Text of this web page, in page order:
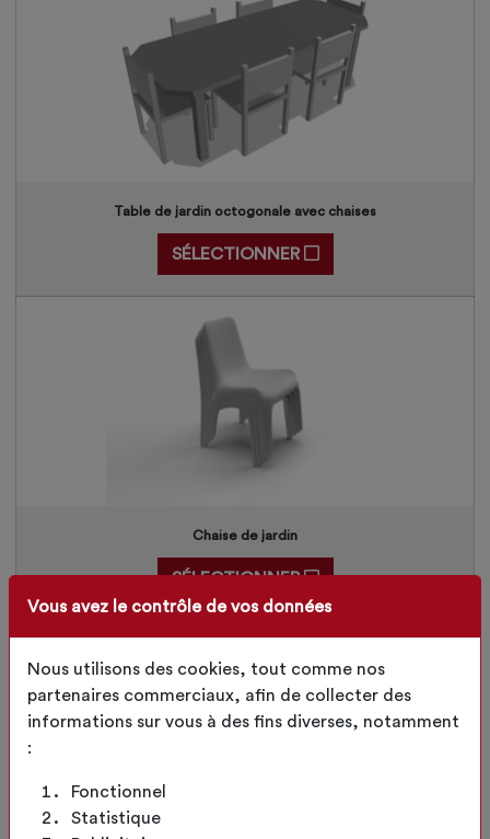
Vous avez le contrôle de vos données
Nous utilisons des cookies, tout comme nos
partenaires commerciaux, afin de collecter des
informations sur vous à des fins diverses, notamment
:
Fonctionnel
Statistique
Table de jardin octogonale avec chaises
SÉLECTIONNER
Chaise de jardin
SÉLECTIONNER